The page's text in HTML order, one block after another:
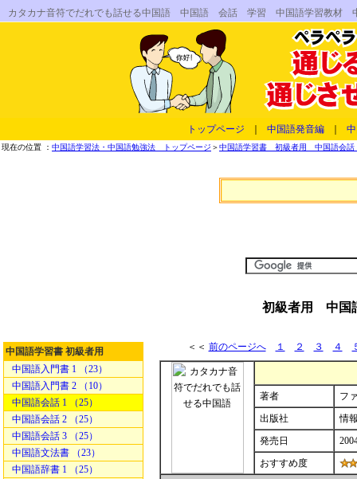
カタカナ音符でだれでも話せる中国語 中国語 会話 学習 中国語学習教
トップページ 中国語発音編
現在の位置 ： 中国語学習法・中国語勉強法 トップページ ＞中国語学習書 初級者用 中国語会話
初級者用 中国
中国語学習書 初級者用
中国語入門書 1 （23）
中国語入門書 2 （10）
中国語会話 1 （25）
中国語会話 2 （25）
中国語会話 3 （25）
中国語文法書 （23）
中国語辞書 1 （25）
＜＜ 前のページへ １ ２ ３ ４
著者
フ
出版社
情
発売日
おすすめ度